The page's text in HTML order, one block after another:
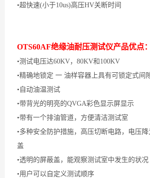
•超快速(小于10us)高压HV关断时间
OTS60AF绝缘油耐压测试仪产品优点：
•测试电压达60KV，80KV和100KV
•精确地锁定 一 油样容器上具有可锁定式间
•自动油温测试
•带背光的明亮的QVGA彩色显示屏显示
•带有一个排油管道，方便清洁测试室
•多种安全防护措施，高压切断电路，电压
盖
•透明的屏蔽盖，能观察测试室中发生的状况
•用户可以自定义测试顺序